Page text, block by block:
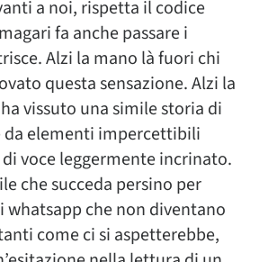
a noi, rispetta il codice
fa anche passare i
Alzi la mano là fuori chi
questa sensazione. Alzi la
vissuto una simile storia di
da elementi impercettibili
voce leggermente incrinato.
che succeda persino per
whatsapp che non diventano
come ci si aspetterebbe,